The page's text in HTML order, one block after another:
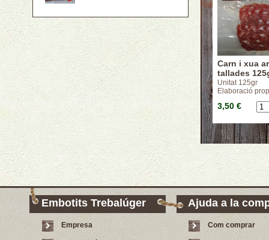
Carn i xua
tallades
Unitat 125gr
Elaboració
3,50 €
Embotits Trebalúger
Empresa
Ajuda a la
Com comprar